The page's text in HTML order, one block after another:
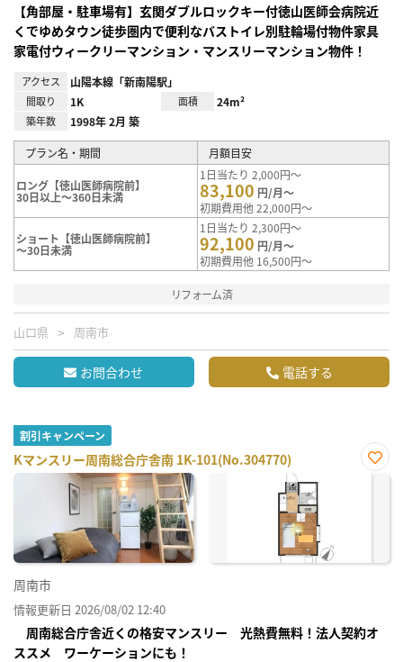
【角部屋・駐車場有】玄関ダブルロックキー付徳山医師会病院近
くでゆめタウン徒歩圏内で便利なバストイレ別駐輪場付物件家具
家電付ウィークリーマンション・マンスリーマンション物件！
アクセス 山陽本線「新南陽駅」
間取り 1K 面積 24m²
築年数 1998年 2月 築
プラン名・期間 月額目安
ロング【徳山医師病院前】
30日以上～360日未満
1日当たり 2,000円～
83,100 円/月～
初期費用他 22,000円～
ショート【徳山医師病院前】
～30日未満
1日当たり 2,300円～
92,100 円/月～
初期費用他 16,500円～
リフォーム済
山口県 周南市
お問合わせ 電話する
割引キャンペーン
Kマンスリー周南総合庁舎南 1K-101(No.304770)
お気
周南市
情報更新日 2026/08/02 12:40
周南総合庁舎近くの格安マンスリー 光熱費無料！法人契約オ
ススメ ワーケーションにも！